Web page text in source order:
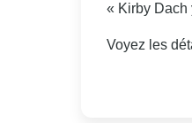
« Kirby Dach
Voyez les